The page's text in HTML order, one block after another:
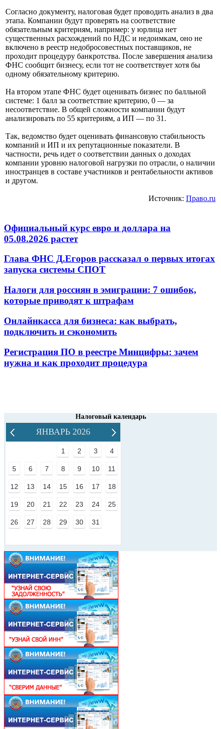
Согласно документу, налоговая будет проводить анализ в два
этапа. Компании будут проверять на соответствие
обязательным критериям, например: у юрлица нет
существенных расхождений по НДС и недоимкам, оно не
включено в реестр недобросовестных поставщиков, не
проходит процедуру банкротства. После завершения анализа
ФНС сообщит бизнесу, если тот не соответствует хотя бы
одному обязательному критерию.
На втором этапе ФНС будет оценивать бизнес по балльной
системе: 1 балл за соответствие критерию, 0 — за
несоответствие. В общей сложности компании будут
анализировать по 55 критериям, а ИП — по 31.
Так, ведомство будет оценивать финансовую стабильность
компаний и ИП и их репутационные показатели. В
частности, речь идет о соответствии данных о доходах
компании уровню налоговой нагрузки по отрасли, о наличии
иностранцев в составе участников и рентабельности активов
и другом.
Источник: Право.ru
Официальный курс евро и доллара на
05.08.2026 растет
Глава ФНС Д.Егоров рассказал о первых итогах
запуска системы СПОТ
Налоги для россиян в эмиграции: 7 ошибок,
которые приводят к штрафам
Онлайнкасса для бизнеса: как выбрать,
подключить и сэкономить
Регистрация ПО в реестре Минцифры: зачем
нужна и как проходит процедура
Налоговый календарь
ЯНВАРЬ 2026
1 2 3 4
5 6 7 8 9 10 11
12 13 14 15 16 17 18
19 20 21 22 23 24 25
26 27 28 29 30 31